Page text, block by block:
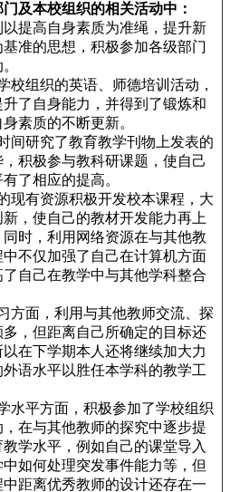
及本校组织的相关活动中：
提高自身素质为准绳，提升新
准的思想，积极参加各级部门
校组织的英语、师德培训活动，
了自身能力，并得到了锻炼和
素质的不断更新。
间研究了教育教学刊物上发表的
积极参与教科研课题，使自己
了相应的提高。
现有资源积极开发校本课程，大
，使自己的教材开发能力再上
时，利用网络资源在与其他教
不仅加强了自己在计算机方面
自己在教学中与其他学科整合
方面，利用与其他教师交流、探
，但距离自己所确定的目标还
在下学期本人还将继续加大力
语水平以胜任本学科的教学工
水平方面，积极参加了学校组织
在与其他教师的探究中逐步提
学水平，例如自己的课堂导入
如何处理突发事件能力等，但
距离优秀教师的设计还存在一